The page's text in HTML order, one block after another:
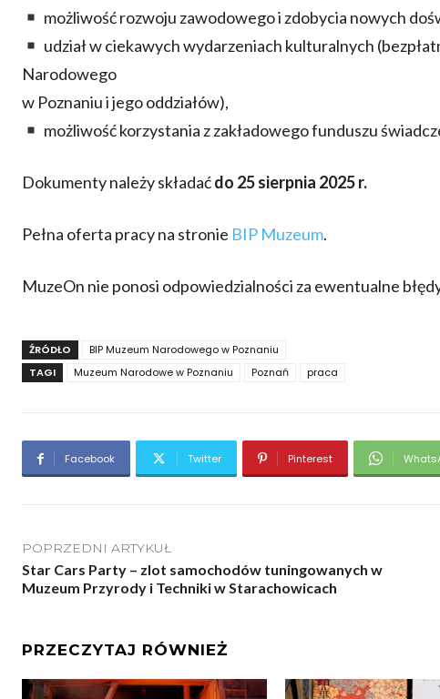
możliwość rozwoju zawodowego i zdobycia nowych
udział w ciekawych wydarzeniach kulturalnych
Narodowego
w Poznaniu i jego oddziałów),
możliwość korzystania z zakładowego funduszu
Dokumenty należy składaćdo 25 sierpnia 2025 r.
Pełna oferta pracy na stronie BIP Muzeum.
MuzeOn nie ponosi odpowiedzialności za ewentualne
ŹRÓDŁO
BIP Muzeum Narodowego w Poznaniu
TAGI
Muzeum Narodowe w Poznaniu Poznań praca
Facebook Twitter Pinterest
POPRZEDNI ARTYKUŁ
Star Cars Party – zlot samochodów tuningowanych w
Muzeum Przyrody i Techniki w Starachowicach
PRZECZYTAJ RÓWNIEŻ